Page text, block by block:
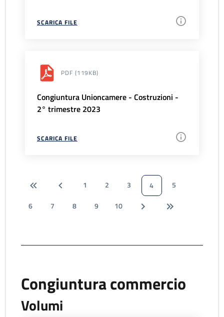
SCARICA FILE
PDF (119KB)
Congiuntura Unioncamere - Costruzioni -
2° trimestre 2023
SCARICA FILE
1 2 3 4
5
6
7 8 9 10
Congiuntura commercio
Volumi